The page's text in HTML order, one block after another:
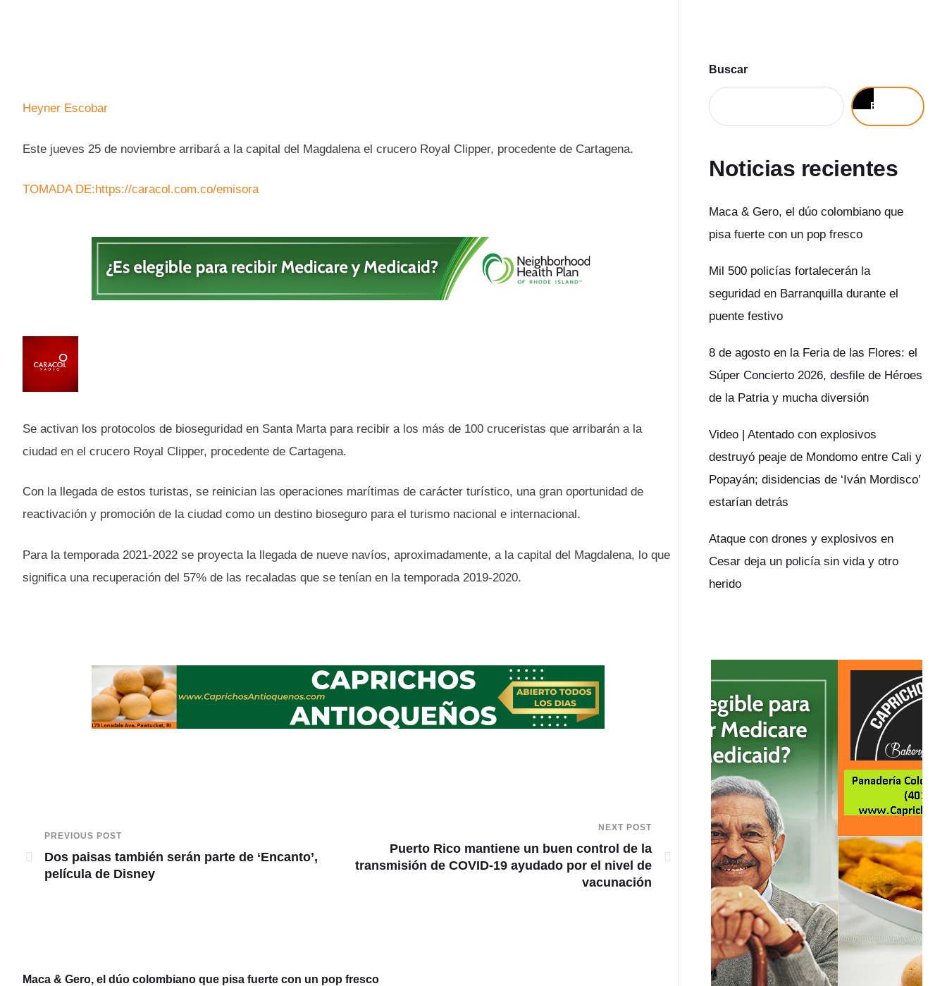
Heyner Escobar
Este jueves 25 de noviembre arribará a la capital del Magdalena el crucero Royal Clipper, procedente de Cartagena.
TOMADA DE:https://caracol.com.co/emisora
Se activan los protocolos de bioseguridad en Santa Marta para recibir a los más de 100 cruceristas que arribarán a la
ciudad en el crucero Royal Clipper, procedente de Cartagena.
Con la llegada de estos turistas, se reinician las operaciones marítimas de carácter turístico, una gran oportunidad de
reactivación y promoción de la ciudad como un destino bioseguro para el turismo nacional e internacional.
Para la temporada 2021-2022 se proyecta la llegada de nueve navíos, aproximadamente, a la capital del Magdalena, lo que
significa una recuperación del 57% de las recaladas que se tenían en la temporada 2019-2020.
PREVIOUS POST
Dos paisas también serán parte de ‘Encanto’,
película de Disney
NEXT POST
Puerto Rico mantiene un buen control de la
transmisión de COVID-19 ayudado por el nivel de
vacunación
Maca & Gero, el dúo colombiano que pisa fuerte con un pop fresco
Buscar
Buscar
Noticias recientes
Maca & Gero, el dúo colombiano que
pisa fuerte con un pop fresco
Mil 500 policías fortalecerán la
seguridad en Barranquilla durante el
puente festivo
8 de agosto en la Feria de las Flores: el
Súper Concierto 2026, desfile de Héroes
de la Patria y mucha diversión
Video | Atentado con explosivos
destruyó peaje de Mondomo entre Cali y
Popayán; disidencias de ‘Iván Mordisco’
estarían detrás
Ataque con drones y explosivos en
Cesar deja un policía sin vida y otro
herido